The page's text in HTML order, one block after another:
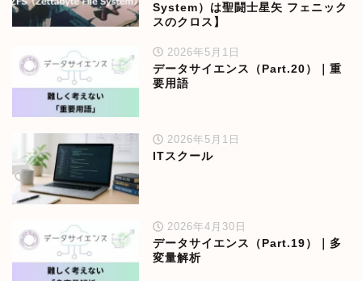
System）は聖闘士星矢 フェニック
スのクロス】
2026年5月1日
データサイエンス（Part.20）｜重
要用語
2026年5月1日
ITスクール
2026年4月30日
データサイエンス（Part.19）｜多
変量解析